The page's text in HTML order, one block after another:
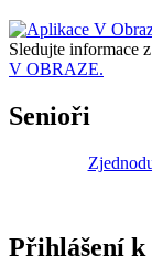
Sledujte informace
V OBRAZE.
Senioři
Přihlášení